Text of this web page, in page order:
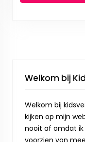
Welkom bij
Welkom bij
kijken op mijn
nooit af omdat
voorzien van